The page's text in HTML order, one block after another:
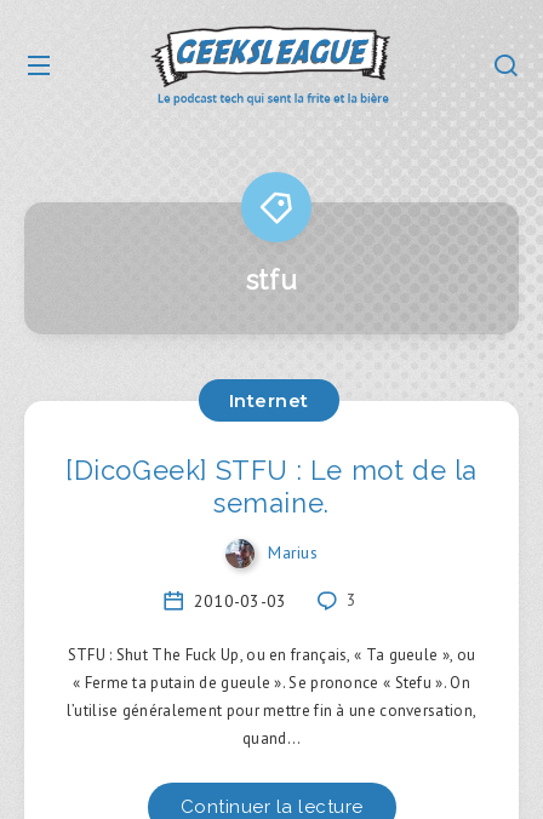
stfu
Internet
[DicoGeek] STFU : Le mot de la
semaine.
Marius
2010-03-03 3
STFU : Shut The Fuck Up, ou en français, « Ta gueule », ou
« Ferme ta putain de gueule ». Se prononce « Stefu ». On
l’utilise généralement pour mettre fin à une conversation,
quand…
Continuer la lecture